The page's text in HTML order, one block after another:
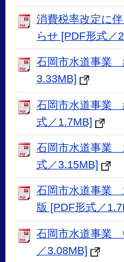
消費税率改定に
らせ [PDF形式／
石岡市水道事業
3.33MB]
石岡市水道事業
式／1.7MB]
石岡市水道事業
式／3.15MB]
石岡市水道事業
版 [PDF形式／
石岡市水道事業
／3.08MB]